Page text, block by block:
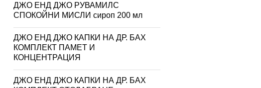
ДЖО ЕНД ДЖО РУВАМИЛС
СПОКОЙНИ МИСЛИ сироп 200 мл
ДЖО ЕНД ДЖО КАПКИ НА ДР. БАХ
КОМПЛЕКТ ПАМЕТ И
КОНЦЕНТРАЦИЯ
ДЖО ЕНД ДЖО КАПКИ НА ДР. БАХ